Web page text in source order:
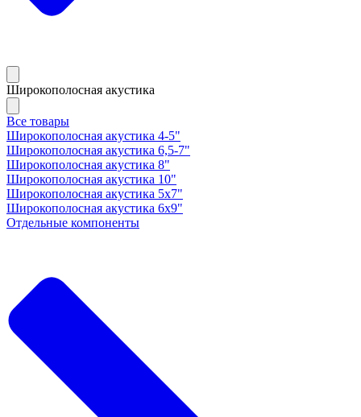
Широкополосная акустика
Все товары
Широкополосная акустика 4-5"
Широкополосная акустика 6,5-7"
Широкополосная акустика 8"
Широкополосная акустика 10"
Широкополосная акустика 5х7"
Широкополосная акустика 6х9"
Отдельные компоненты